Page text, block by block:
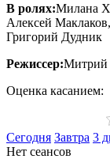
В ролях:Милана
Алексей
Григорий Дудник
Режиссер:Митрий
Оценка касанием:
Сегодня Завтра 3
Нет сеансов